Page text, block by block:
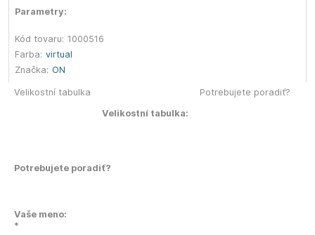
Parametry:
Kód tovaru: 1000516
Farba: virtual
Značka: ON
Velikostní tabulka
Velikostní tabulka:
Potrebujete poradiť?
Potrebujete poradiť?
Vaše meno:
*